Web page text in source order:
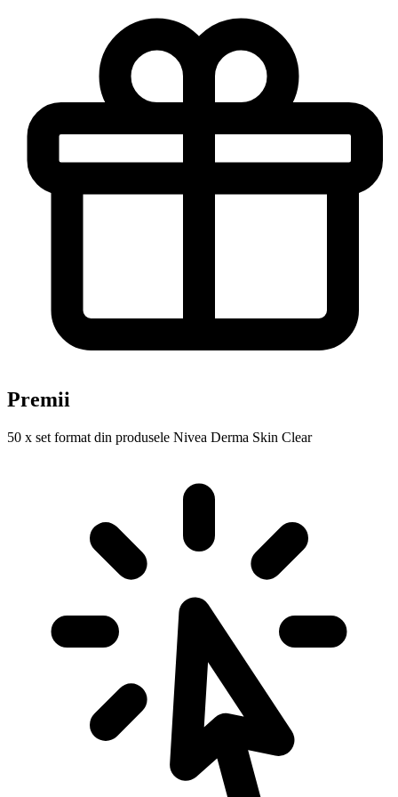
Premii
50 x set format din produsele Nivea Derma Skin Clear